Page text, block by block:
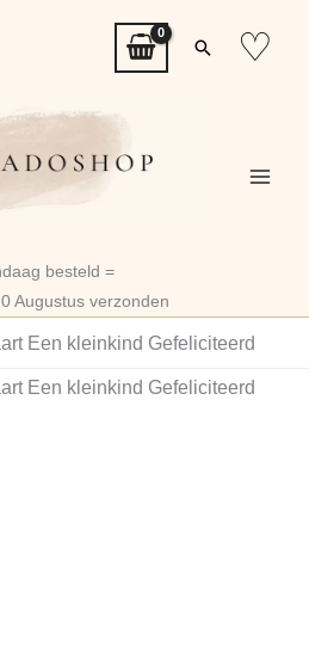
Zoeken
♡
besteld =
Augustus verzonden
Een kleinkind Gefeliciteerd
Een kleinkind Gefeliciteerd